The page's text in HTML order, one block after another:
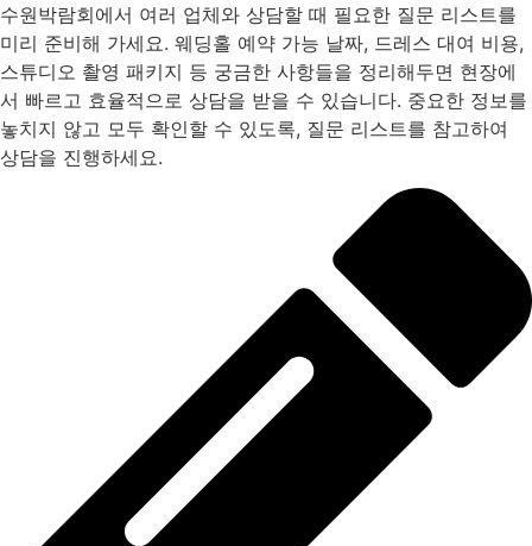
수원박람회에서 여러 업체와 상담할 때 필요한 질문 리스트를
미리 준비해 가세요. 웨딩홀 예약 가능 날짜, 드레스 대여 비용,
스튜디오 촬영 패키지 등 궁금한 사항들을 정리해두면 현장에
서 빠르고 효율적으로 상담을 받을 수 있습니다. 중요한 정보를
놓치지 않고 모두 확인할 수 있도록, 질문 리스트를 참고하여
상담을 진행하세요.